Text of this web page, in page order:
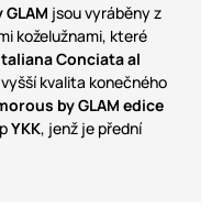
jsou vyráběny z
koželužnami, které
Conciata al
kvalita konečného
by GLAM edice
YKK, jenž je přední